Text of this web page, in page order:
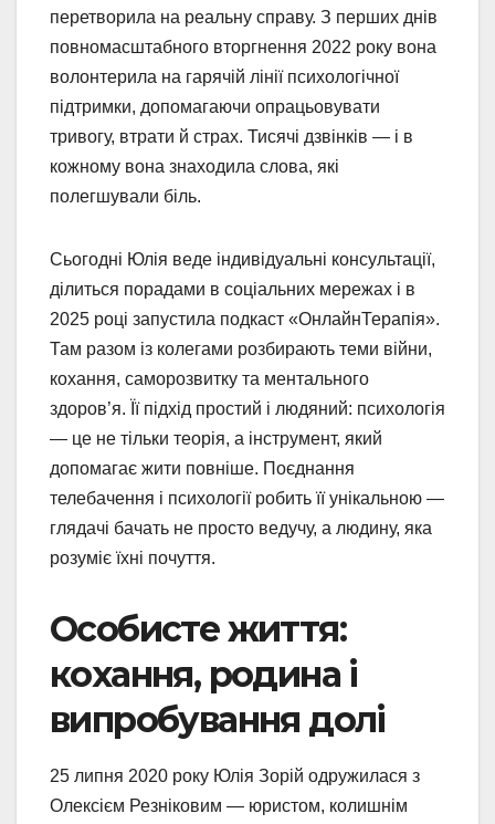
перетворила на реальну справу. З перших днів
повномасштабного вторгнення 2022 року вона
волонтерила на гарячій лінії психологічної
підтримки, допомагаючи опрацьовувати
тривогу, втрати й страх. Тисячі дзвінків — і в
кожному вона знаходила слова, які
полегшували біль.
Сьогодні Юлія веде індивідуальні консультації,
ділиться порадами в соціальних мережах і в
2025 році запустила подкаст «ОнлайнТерапія».
Там разом із колегами розбирають теми війни,
кохання, саморозвитку та ментального
здоров’я. Її підхід простий і людяний: психологія
— це не тільки теорія, а інструмент, який
допомагає жити повніше. Поєднання
телебачення і психології робить її унікальною —
глядачі бачать не просто ведучу, а людину, яка
розуміє їхні почуття.
Особисте життя:
кохання, родина і
випробування долі
25 липня 2020 року Юлія Зорій одружилася з
Олексієм Резніковим — юристом, колишнім